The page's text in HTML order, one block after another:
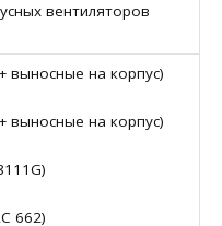
вентиляторов
выносные на корпус)
выносные на корпус)
662)